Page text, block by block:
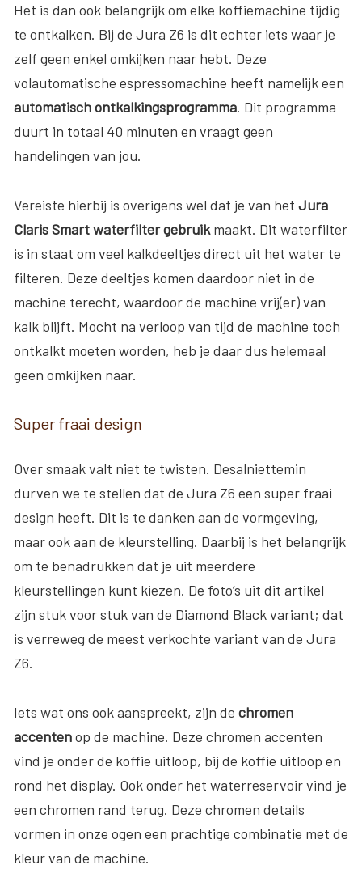
Het is dan ook belangrijk om elke koffiemachine tijdig
te ontkalken. Bij de Jura Z6 is dit echter iets waar je
zelf geen enkel omkijken naar hebt. Deze
volautomatische espressomachine heeft namelijk een
automatisch ontkalkingsprogramma. Dit programma
duurt in totaal 40 minuten en vraagt geen
handelingen van jou.
Vereiste hierbij is overigens wel dat je van het Jura
Claris Smart waterfilter gebruikmaakt. Dit waterfilter
is in staat om veel kalkdeeltjes direct uit het water te
filteren. Deze deeltjes komen daardoor niet in de
machine terecht, waardoor de machine vrij(er) van
kalk blijft. Mocht na verloop van tijd de machine toch
ontkalkt moeten worden, heb je daar dus helemaal
geen omkijken naar.
Super fraai design
Over smaak valt niet te twisten. Desalniettemin
durven we te stellen dat de Jura Z6 een super fraai
design heeft. Dit is te danken aan de vormgeving,
maar ook aan de kleurstelling. Daarbij is het belangrijk
om te benadrukken dat je uit meerdere
kleurstellingen kunt kiezen. De foto’s uit dit artikel
zijn stuk voor stuk van de Diamond Black variant; dat
is verreweg de meest verkochte variant van de Jura
Z6.
Iets wat ons ook aanspreekt, zijn de chromen
accentenop de machine. Deze chromen accenten
vind je onder de koffie uitloop, bij de koffie uitloop en
rond het display. Ook onder het waterreservoir vind je
een chromen rand terug. Deze chromen details
vormen in onze ogen een prachtige combinatie met de
kleur van de machine.